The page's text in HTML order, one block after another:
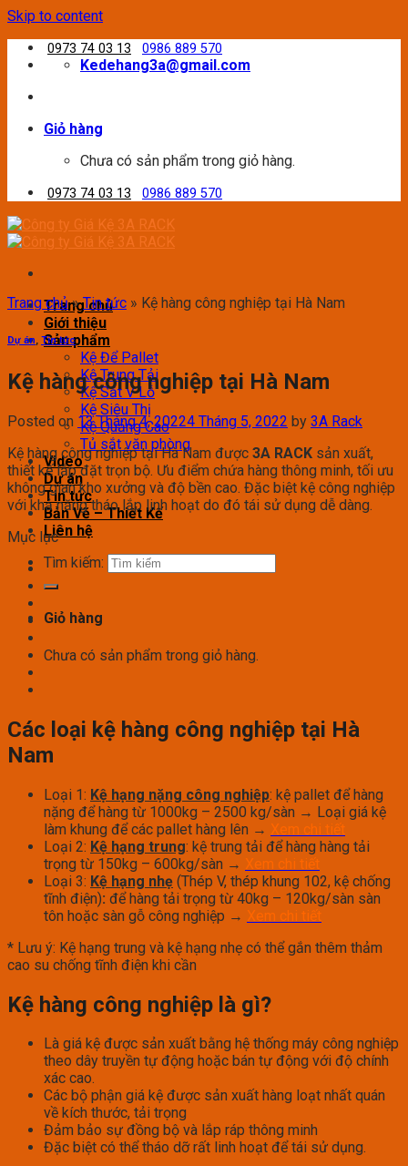
Skip to content
0973 74 03 13 0986 889 570
Kedehang3a@gmail.com
Giỏ hàng
Chưa có sản phẩm trong giỏ hàng.
0973 74 03 13 0986 889 570
Trang chủ
Giới thiệu
Sản phẩm
Kệ Để Pallet
Kệ Trung Tải
Kệ Sắt V Lỗ
Kệ Siêu Thị
Kệ Quảng Cáo
Tủ sắt văn phòng
Video
Dự án
Tin tức
Bản Vẽ – Thiết Kế
Liên hệ
Tìm kiếm:
Giỏ hàng
Chưa có sản phẩm trong giỏ hàng.
Trang chủ»Tin tức » Kệ hàng công nghiệp tại Hà Nam
Dự án, Tin tức
Kệ hàng công nghiệp tại Hà Nam
Posted on 13 Tháng 4, 20224 Tháng 5, 2022 by 3A Rack
Kệ hàng công nghiệp tại Hà Nam được 3A RACK sản xuất,
thiết kế lắp đặt trọn bộ. Ưu điểm chứa hàng thông minh, tối ưu
không gian kho xưởng và độ bền cao. Đặc biệt kệ công nghiệp
với khả năng tháo lắp linh hoạt do đó tái sử dụng dễ dàng.
Mục lục
Các loại kệ hàng công nghiệp tại Hà
Nam
Loại 1: Kệ hạng nặng công nghiệp: kệ pallet để hàng
nặng để hàng từ 1000kg – 2500 kg/sàn → Loại giá kệ
làm khung để các pallet hàng lên → Xem chi tiết
Loại 2: Kệ hạng trung: kệ trung tải để hàng hàng tải
trọng từ 150kg – 600kg/sàn → Xem chi tiết
Loại 3: Kệ hạng nhẹ (Thép V, thép khung 102, kệ chống
tĩnh điện): để hàng tải trọng từ 40kg – 120kg/sàn sàn
tôn hoặc sàn gỗ công nghiệp → Xem chi tiết
* Lưu ý: Kệ hạng trung và kệ hạng nhẹ có thể gắn thêm thảm
cao su chống tĩnh điện khi cần
Kệ hàng công nghiệp là gì?
Là giá kệ được sản xuất bằng hệ thống máy công nghiệp
theo dây truyền tự động hoặc bán tự động với độ chính
xác cao.
Các bộ phận giá kệ được sản xuất hàng loạt nhất quán
về kích thước, tải trọng
Đảm bảo sự đồng bộ và lắp ráp thông minh
Đặc biệt có thể tháo dỡ rất linh hoạt để tái sử dụng.